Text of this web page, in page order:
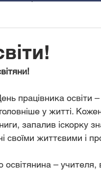
працівника освіти
у житті.
запалив іскорку
своїми життєвими і
– учителя,